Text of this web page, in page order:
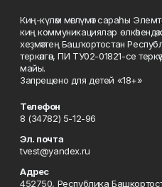
Киң-күләм мәғлүмәт сараһы
киң коммуникациялар өлкәһендә
хеҙмәттең Башҡортостан
теркәлгән, ПИ ТУ02-01821-се
майы.
Запрещено для детей «18+»
Телефон
8 (34782) 5-12-96
Эл. почта
tvest@yandex.ru
Адрес
452750, Республика